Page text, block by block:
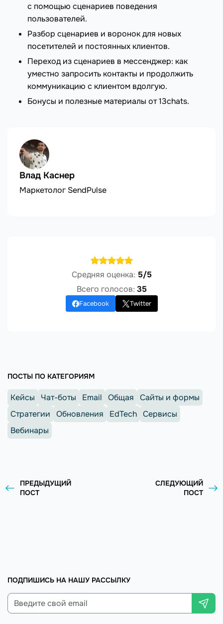
с помощью сценариев поведения
пользователей.
Разбор сценариев и воронок для новых
посетителей и постоянных клиентов.
Переход из сценариев в мессенджер: как
уместно запросить контакты и продолжить
коммуникацию с клиентом вдолгую.
Бонусы и полезные материалы от 13chats.
Влад Каснер
Маркетолог SendPulse
Средняя оценка: 5/5
Всего голосов: 35
Facebook Twitter
ПОСТЫ ПО КАТЕГОРИЯМ
Кейсы Чат-боты Email Общая
Сайты и формы
Стратегии
Обновления EdTech Сервисы
Вебинары
ПРЕДЫДУЩИЙ
ПОСТ
СЛЕДУЮЩИЙ
ПОСТ
ПОДПИШИСЬ НА НАШУ РАССЫЛКУ